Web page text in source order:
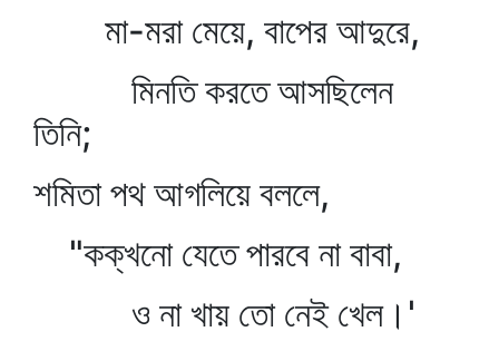
মা-মরা মেয়ে, বাপের আদুরে,
মিনতি করতে আসছিলেন
তিনি;
শমিতা পথ আগলিয়ে বললে,
"কক্‌খনো যেতে পারবে না বাবা,
ও না খায় তো নেই খেল।'